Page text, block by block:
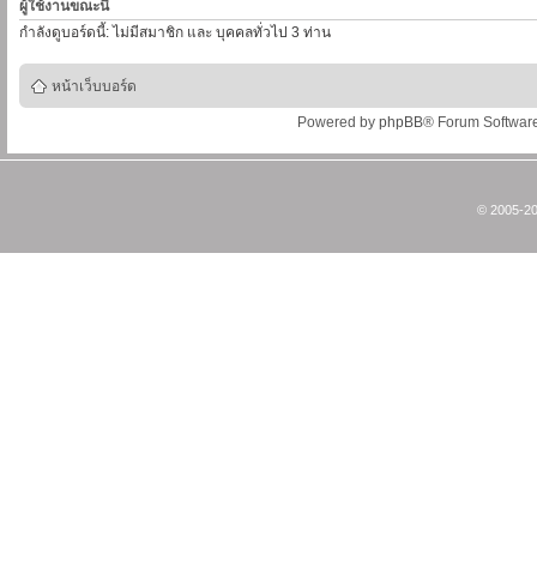
ผู้ใช้งานขณะนี้
กำลังดูบอร์ดนี้: ไม่มีสมาชิก และ บุคคลทั่วไป 3 ท่าน
หน้าเว็บบอร์ด
Powered by phpBB® Forum
© 2005-